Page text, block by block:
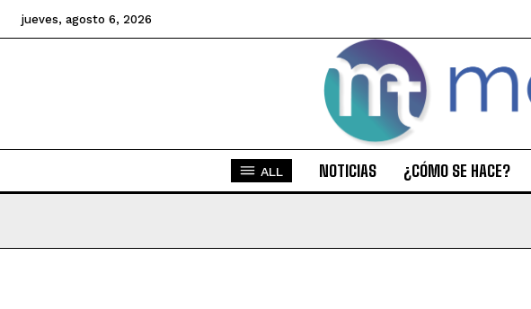
jueves, agosto 6, 2026
ALL NOTICIAS ¿CÓMO SE HACE?